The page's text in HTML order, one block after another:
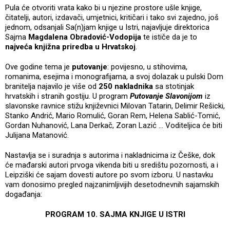
Pula će otvoriti vrata kako bi u njezine prostore ušle knjige,
čitatelji, autori, izdavači, umjetnici, kritičari i tako svi zajedno, još
jednom, odsanjali Sa(n)jam knjige u Istri, najavljuje direktorica
Sajma Magdalena Obradović-Vodopija te ističe da je to
najveća knjižna priredba u Hrvatskoj.
Ove godine tema je putovanje: povijesno, u stihovima,
romanima, esejima i monografijama, a svoj dolazak u pulski Dom
branitelja najavilo je više od 250 nakladnika sa stotinjak
hrvatskih i stranih gostiju. U program Putovanje Slavonijom iz
slavonske ravnice stižu književnici Milovan Tatarin, Delimir Rešicki,
Stanko Andrić, Mario Romulić, Goran Rem, Helena Sablić-Tomić,
Gordan Nuhanović, Lana Derkač, Zoran Lazić ... Voditeljica će biti
Julijana Matanović.
Nastavlja se i suradnja s autorima i nakladnicima iz Češke, dok
će mađarski autori prvoga vikenda biti u središtu pozornosti, a i
Leipziški će sajam dovesti autore po svom izboru. U nastavku
vam donosimo pregled najzanimljivijih desetodnevnih sajamskih
događanja:
PROGRAM 10. SAJMA KNJIGE U ISTRI